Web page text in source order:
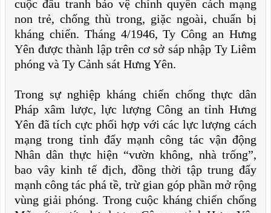
cuộc đấu tranh bảo vệ chính quyền cách mạng
non trẻ, chống thù trong, giặc ngoài, chuẩn bị
kháng chiến. Tháng 4/1946, Ty Công an Hưng
Yên được thành lập trên cơ sở sáp nhập Ty Liêm
phóng và Ty Cảnh sát Hưng Yên.
Trong sự nghiệp kháng chiến chống thực dân
Pháp xâm lược, lực lượng Công an tỉnh Hưng
Yên đã tích cực phối hợp với các lực lượng cách
mạng trong tỉnh đẩy mạnh công tác vận động
Nhân dân thực hiện “vườn không, nhà trống”,
bao vây kinh tế địch, đồng thời tập trung đẩy
mạnh công tác phá tề, trừ gian góp phần mở rộng
vùng giải phóng. Trong cuộc kháng chiến chống